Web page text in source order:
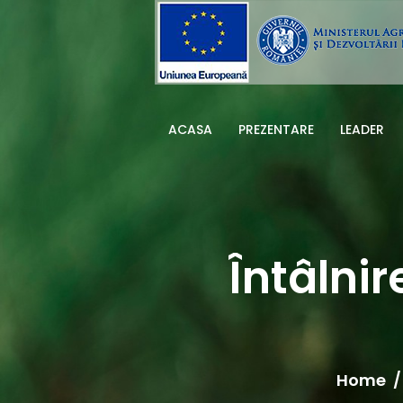
ACASA PREZENTARE LEADER
Home